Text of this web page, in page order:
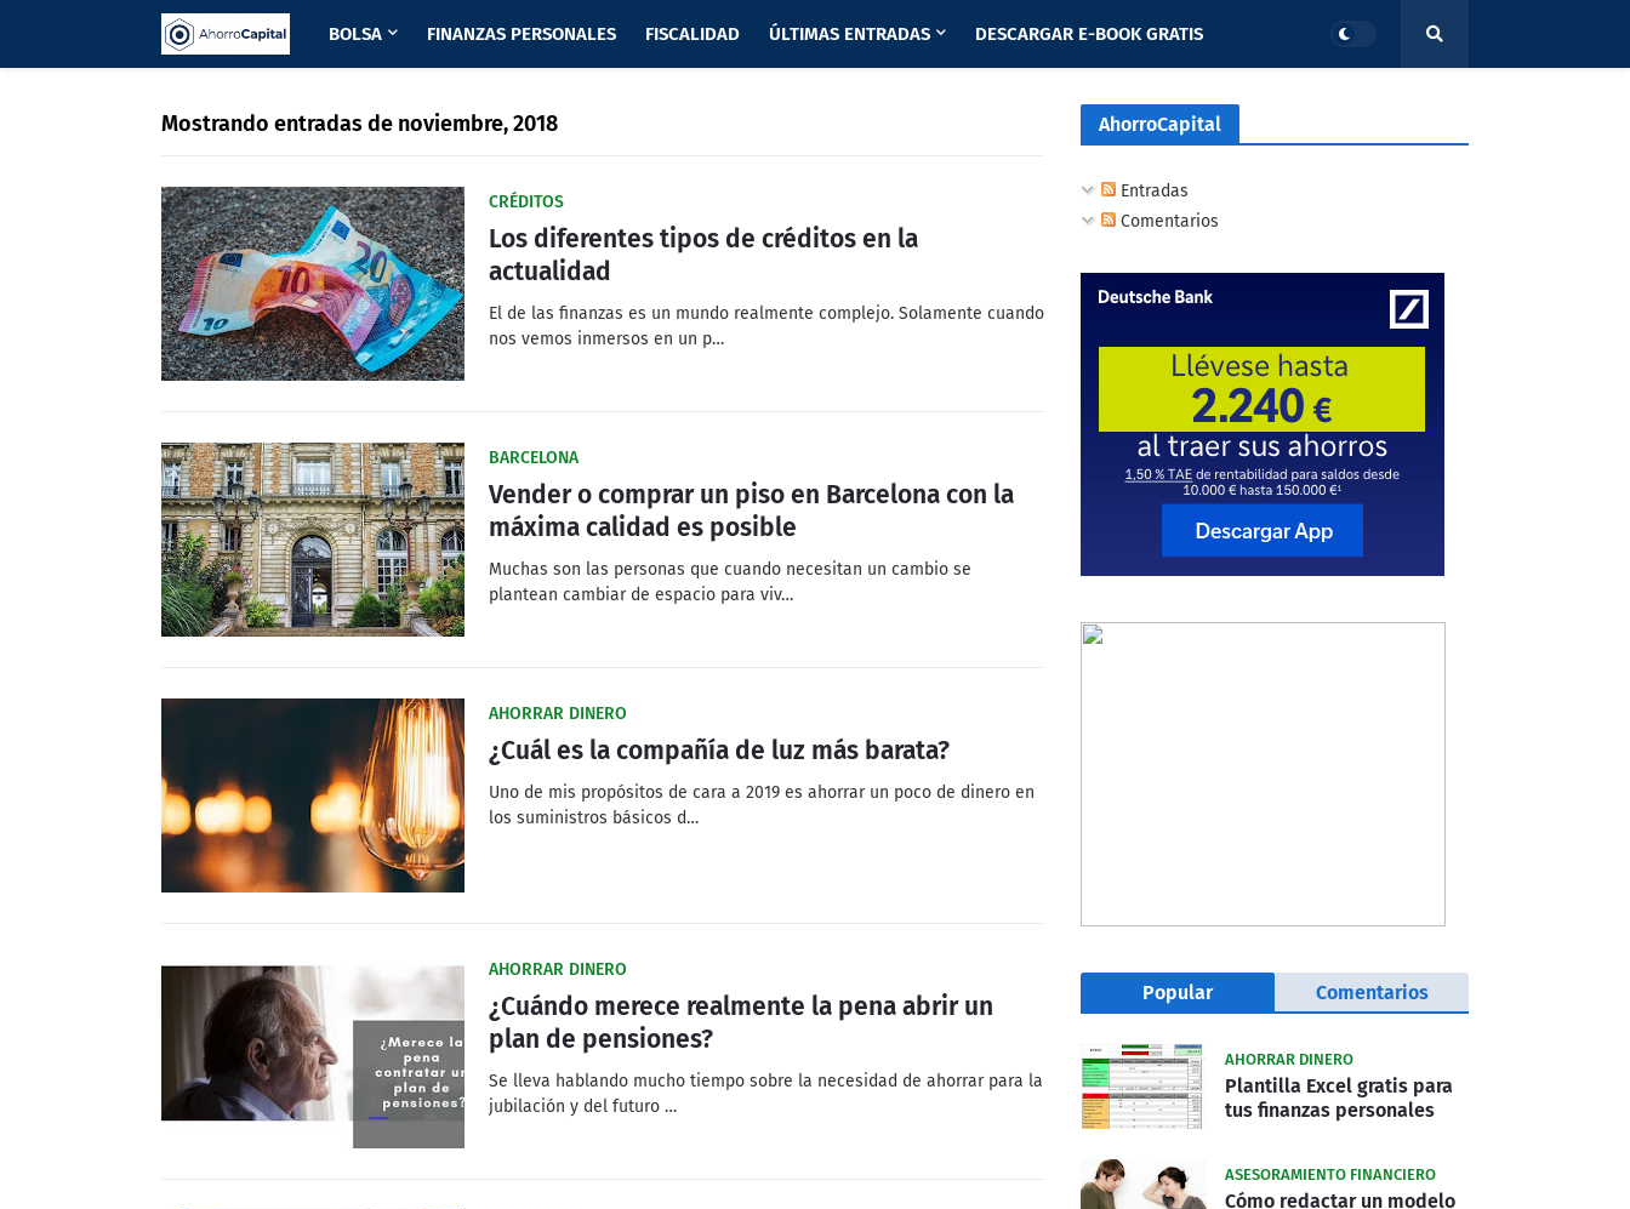
BOLSA FINANZAS PERSONALES FISCALIDAD ÚLTIMAS ENTRADAS DESCARGAR E-BOOK GRATIS
Mostrando entradas de noviembre, 2018
CRÉDITOS
Los diferentes tipos de créditos en la
actualidad
El de las finanzas es un mundo realmente complejo. Solamente cuando
nos vemos inmersos en un p…
BARCELONA
Vender o comprar un piso en Barcelona con la
máxima calidad es posible
Muchas son las personas que cuando necesitan un cambio se
plantean cambiar de espacio para viv…
AHORRAR DINERO
¿Cuál es la compañía de luz más barata?
Uno de mis propósitos de cara a 2019 es ahorrar un poco de dinero en
los suministros básicos d…
AHORRAR DINERO
¿Cuándo merece realmente la pena abrir un
plan de pensiones?
Se lleva hablando mucho tiempo sobre la necesidad de ahorrar para la
jubilación y del futuro …
AhorroCapital
Entradas
Comentarios
Popular Comentarios
AHORRAR DINERO
Plantilla Excel gratis para
tus finanzas personales
ASESORAMIENTO FINANCIERO
Cómo redactar un modelo